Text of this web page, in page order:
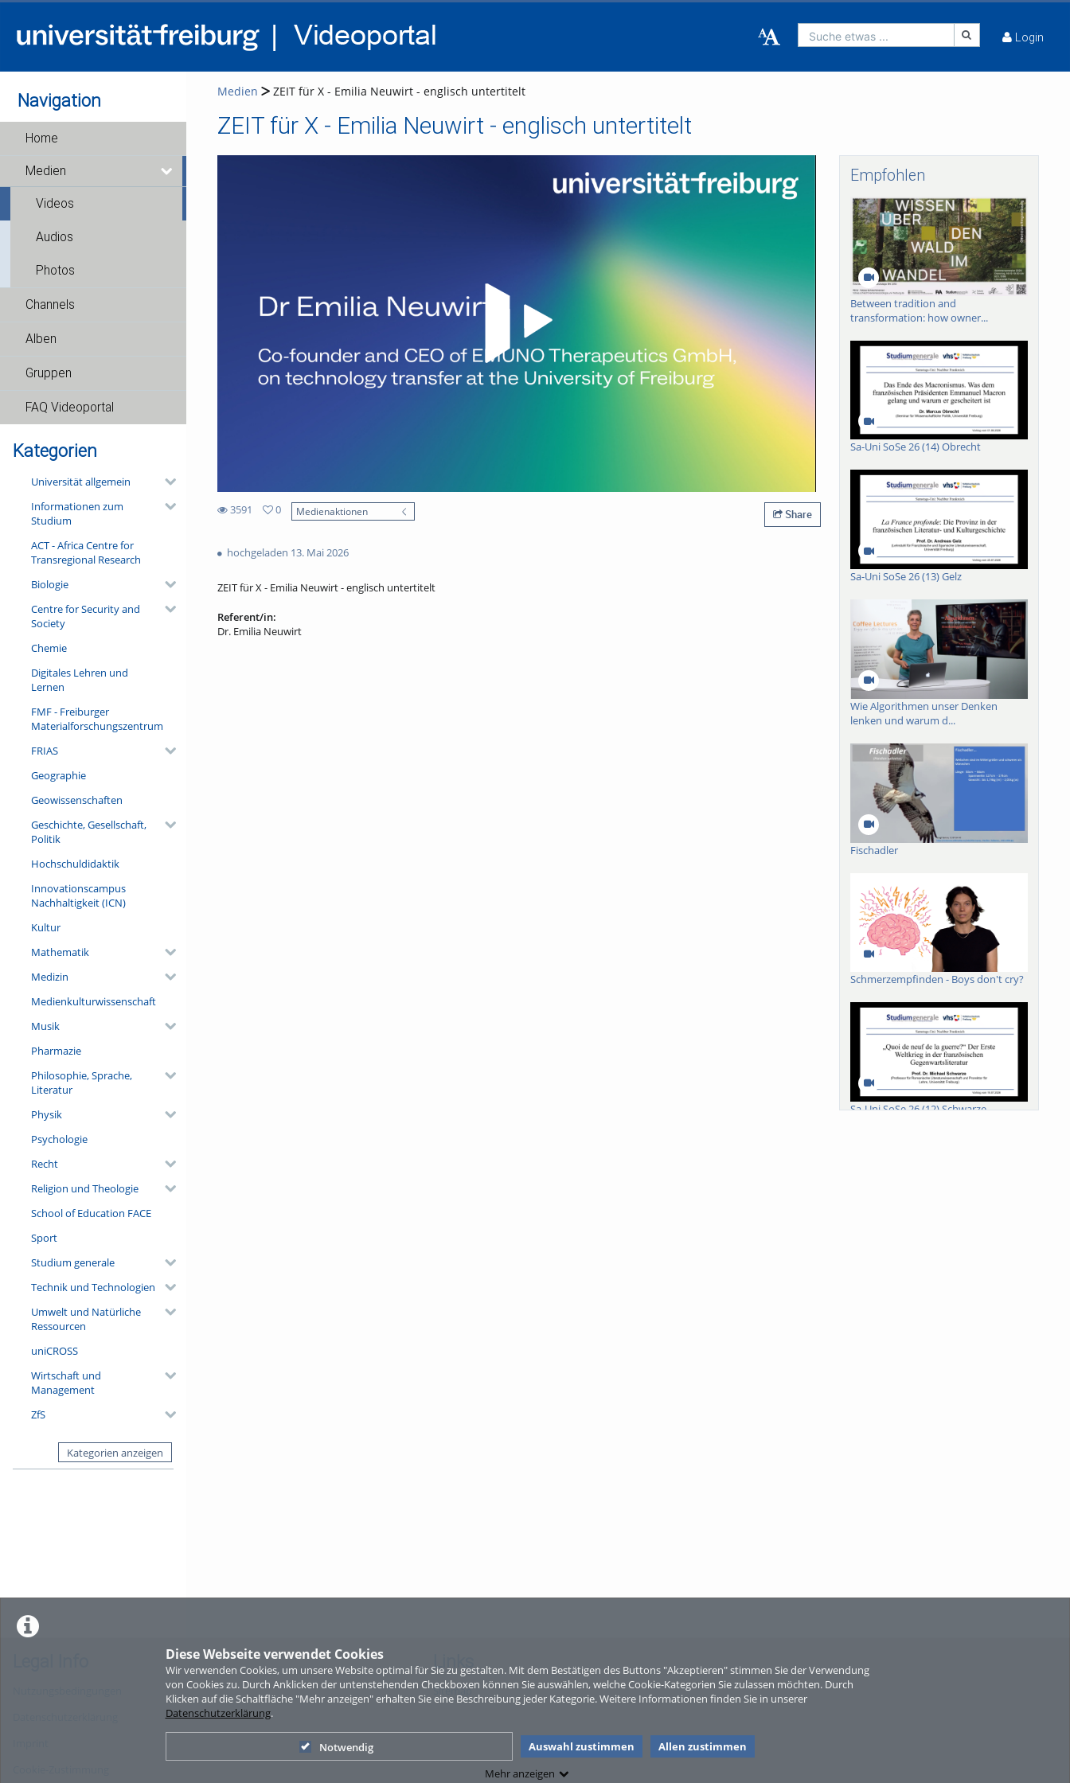
Diese Webseite verwendet Cookies
Wir verwenden Cookies, um unsere Website optimal für Sie zu gestalten. Mit dem Bestätigen des Buttons "Akzeptieren" stimmen Sie der Verwendung
von Cookies zu. Durch Anklicken der untenstehenden Checkboxen können Sie auswählen, welche Cookie-Kategorien Sie zulassen möchten. Durch
Klicken auf die Schaltfläche "Mehr anzeigen" erhalten Sie eine Beschreibung jeder Kategorie. Weitere Informationen finden Sie in unserer
Datenschutzerklärung.
Notwendig Auswahl zustimmen
Allen zustimmen
Mehr anzeigen
Suche etwas ... Login
Navigation
Home
Medien
Videos
Audios
Photos
Channels
Alben
Gruppen
FAQ Videoportal
Kategorien
Universität allgemein
Informationen zum
Studium
ACT - Africa Centre for
Transregional Research
Biologie
Centre for Security and
Society
Chemie
Digitales Lehren und
Lernen
FMF - Freiburger
Materialforschungszentrum
FRIAS
Geographie
Geowissenschaften
Geschichte, Gesellschaft,
Politik
Hochschuldidaktik
Innovationscampus
Nachhaltigkeit (ICN)
Kultur
Mathematik
Medizin
Medienkulturwissenschaft
Musik
Pharmazie
Philosophie, Sprache,
Literatur
Physik
Psychologie
Recht
Religion und Theologie
School of Education FACE
Sport
Studium generale
Technik und Technologien
Umwelt und Natürliche
Ressourcen
uniCROSS
Wirtschaft und
Management
ZfS
Kategorien anzeigen
Medien ZEIT für X - Emilia Neuwirt - englisch untertitelt
ZEIT für X - Emilia Neuwirt - englisch untertitelt
Video abspielen
3591
views
0
Medienaktionen Share
hochgeladen 13. Mai 2026
ZEIT für X - Emilia Neuwirt - englisch untertitelt
Referent/in:
Dr. Emilia Neuwirt
Empfohlen
Between tradition and
transformation: how owner...
Sa-Uni SoSe 26 (14) Obrecht
Sa-Uni SoSe 26 (13) Gelz
Wie Algorithmen unser Denken
lenken und warum d...
Fischadler
Schmerzempfinden - Boys don't cry?
Sa-Uni SoSe 26 (12) Schwarze
Sperber
Links
Sitemap